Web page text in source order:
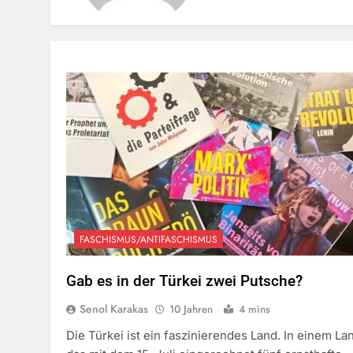
FASCHISMUS/ANTIFASCHISMUS
Gab es in der Türkei zwei Putsche?
Senol Karakas 10 Jahren
4 mins
Die Türkei ist ein faszinierendes Land. In einem